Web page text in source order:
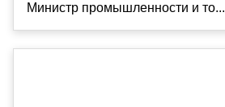
Министр промышленности и то...